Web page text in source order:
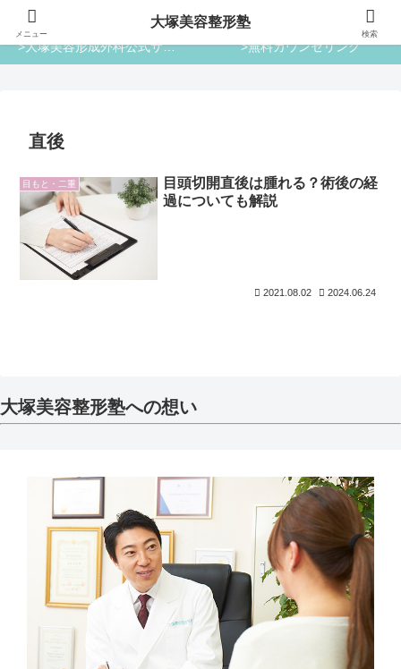
大塚美容整形塾
>大塚美容形成外科公式サイト >無料カウンセリング
直後
目もと・二重
目頭切開直後は腫れる？術後の経
過についても解説
2021.08.02 2024.06.24
大塚美容整形塾への想い
メニュー
大塚美容整形塾
検索